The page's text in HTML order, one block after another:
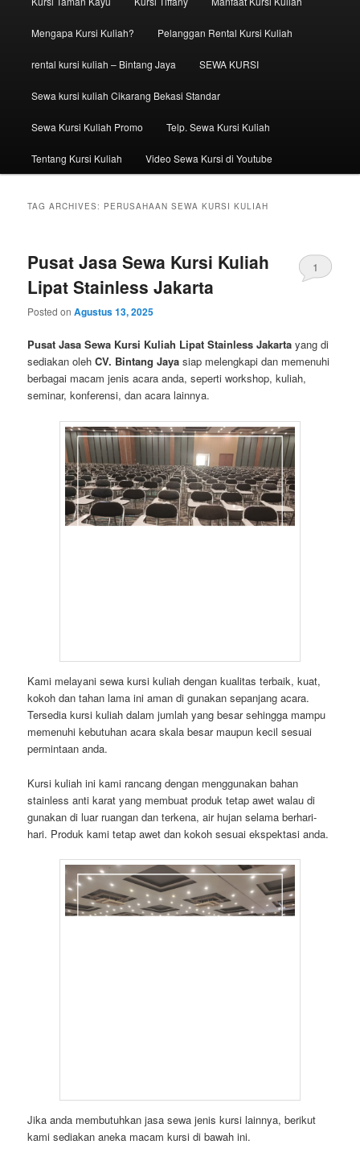
Mengapa Kursi Kuliah? Pelanggan Rental Kursi Kuliah
rental kursi kuliah – Bintang Jaya SEWA KURSI
Sewa kursi kuliah Cikarang Bekasi Standar
Sewa Kursi Kuliah Promo Telp. Sewa Kursi Kuliah
Tentang Kursi Kuliah Video Sewa Kursi di Youtube
TAG ARCHIVES: PERUSAHAAN SEWA KURSI KULIAH
Pusat Jasa Sewa Kursi Kuliah
Lipat Stainless Jakarta
Posted onAgustus 13, 2025
1
Pusat Jasa Sewa Kursi Kuliah Lipat Stainless Jakarta yang di
sediakan olehCV. Bintang Jayasiap melengkapi dan memenuhi
berbagai macam jenis acara anda, seperti workshop, kuliah,
seminar, konferensi, dan acara lainnya.
Kami melayani sewa kursi kuliah dengan kualitas terbaik, kuat,
kokoh dan tahan lama ini aman di gunakan sepanjang acara.
Tersedia kursi kuliah dalam jumlah yang besar sehingga mampu
memenuhi kebutuhan acara skala besar maupun kecil sesuai
permintaan anda.
Kursi kuliah ini kami rancang dengan menggunakan bahan
stainless anti karat yang membuat produk tetap awet walau di
gunakan di luar ruangan dan terkena, air hujan selama berhari-
hari. Produk kami tetap awet dan kokoh sesuai ekspektasi anda.
Jika anda membutuhkan jasa sewa jenis kursi lainnya, berikut
kami sediakan aneka macam kursi di bawah ini.